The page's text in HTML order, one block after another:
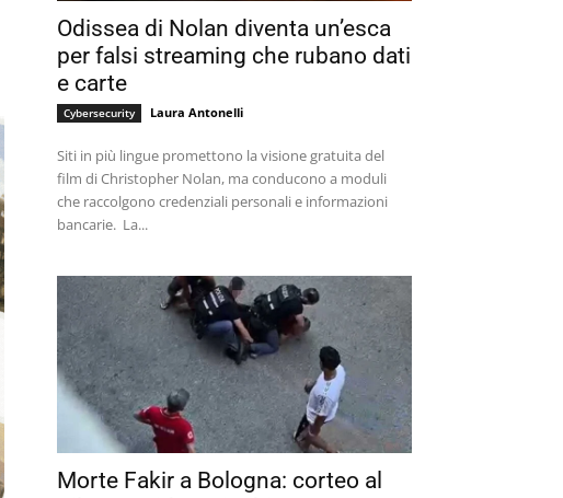
Odissea di Nolan diventa un’esca
per falsi streaming che rubano dati
e carte
Cybersecurity Laura Antonelli
Siti in più lingue promettono la visione gratuita del
film di Christopher Nolan, ma conducono a moduli
che raccolgono credenziali personali e informazioni
bancarie. La...
Morte Fakir a Bologna: corteo al